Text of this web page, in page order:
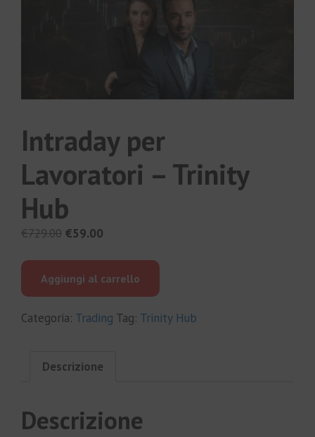
Intraday per
Lavoratori – Trinity
Hub
€729.00 Il
era:
€59.00
è:
Aggiungi al carrello
Categoria: Trading Tag: Trinity Hub
Descrizione
Descrizione